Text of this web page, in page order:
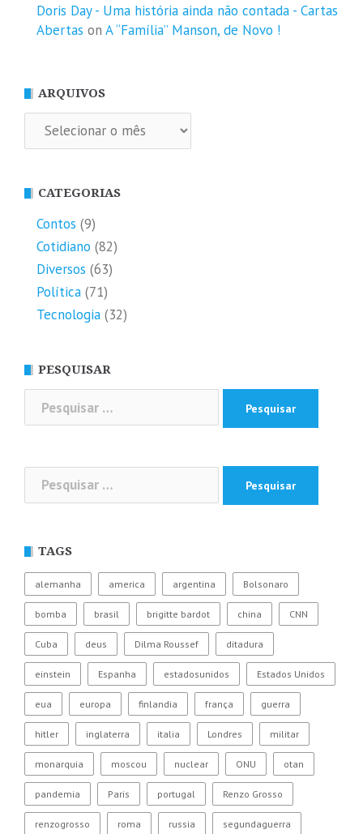
Doris Day - Uma história ainda não contada - Cartas
Abertas on A “Família” Manson, de Novo !
ARQUIVOS
Arquivos
CATEGORIAS
Contos (9)
Cotidiano (82)
Diversos (63)
Política (71)
Tecnologia (32)
PESQUISAR
por:
Pesquisar
por:
TAGS
alemanha america argentina Bolsonaro
bomba brasil brigitte bardot china CNN
Cuba deus Dilma Roussef ditadura
einstein Espanha estadosunidos Estados Unidos
eua europa finlandia frança guerra
hitler inglaterra italia Londres militar
monarquia moscou nuclear ONU otan
pandemia Paris portugal Renzo Grosso
renzogrosso roma russia segundaguerra